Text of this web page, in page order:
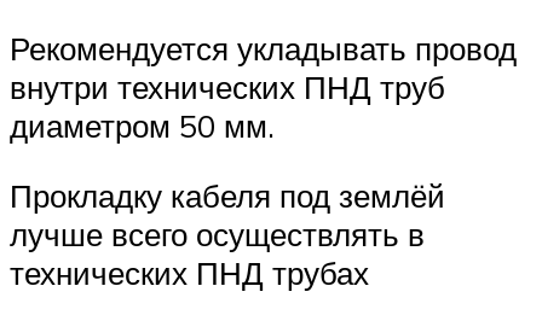
Рекомендуется укладывать провод
внутри технических ПНД труб
диаметром 50 мм.
Прокладку кабеля под землёй
лучше всего осуществлять в
технических ПНД трубах